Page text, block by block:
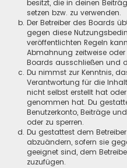
besitzt, die in deinen
setzen bzw. zu verwenden.
Der Betreiber des Boards
gegen diese
veröffentlichten Regeln
Abmahnung zeitweise
Boards ausschließen und
Du nimmst zur Kenntnis,
Verantwortung für die
nicht selbst erstellt hat
genommen hat. Du
Benutzerkonto, Beiträge
oder zu sperren.
Du gestattest dem
abzuändern, sofern sie
geeignet sind, dem
zuzufügen.